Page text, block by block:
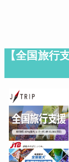
【全国旅行